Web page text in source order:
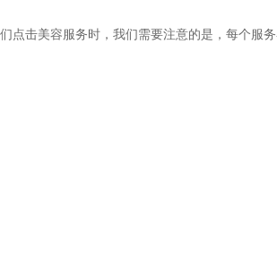
点击美容服务时，我们需要注意的是，每个服